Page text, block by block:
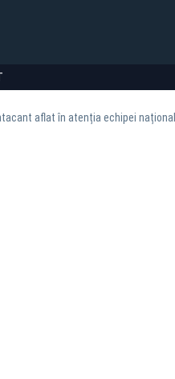
aflat în atenția echipei